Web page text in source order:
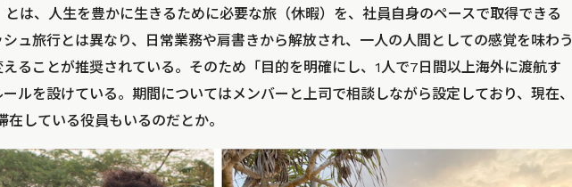
とは、人生を豊かに生きるために必要な旅（休暇）を、社員自身のペースで取得できる
ュ旅行とは異なり、日常業務や肩書きから解放され、一人の人間としての感覚を味わう
ることが推奨されている。そのため「目的を明確にし、1人で7日間以上海外に渡航す
ルを設けている。期間についてはメンバーと上司で相談しながら設定しており、現在、
在している役員もいるのだとか。